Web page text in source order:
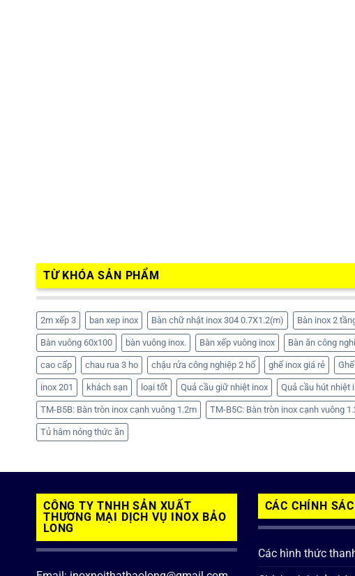
TỪ KHÓA SẢN PHẨM
2m xếp 3 ban xep inox Bàn chữ nhật inox 304 0.7X1.2(m) Bàn inox 2
Bàn vuông 60x100 bàn vuông inox. Bàn xếp vuông inox Bàn ăn công
cao cấp chau rua 3 ho chậu rửa công nghiệp 2 hố ghế inox giá rẻ
inox 201 khách sạn loại tốt Quả cầu giữ nhiệt inox Quả cầu hút nhiệt
TM-B5B: Bàn tròn inox cạnh vuông 1.2m TM-B5C: Bàn tròn inox cạnh vuông
Tủ hâm nóng thức ăn
CÔNG TY TNHH SẢN XUẤT
THƯƠNG MẠI DỊCH VỤ INOX BẢO
LONG
CÁC CHÍNH
Các hình thức